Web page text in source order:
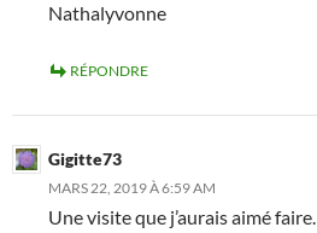
Nathalyvonne
RÉPONDRE
Gigitte73
MARS 22, 2019 À 6:59 AM
Une visite que j’aurais aimé faire.